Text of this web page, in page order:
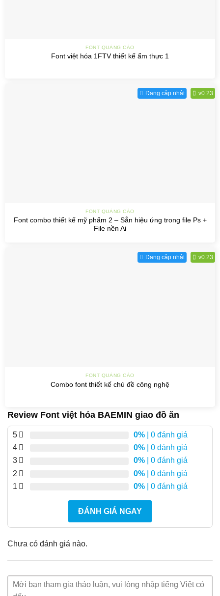
FONT QUẢNG CÁO
Font việt hóa 1FTV thiết kế ẩm thực 1
Đang cập nhật v0.23
FONT QUẢNG CÁO
Font combo thiết kế mỹ phẩm 2 – Sẳn hiệu ứng trong file Ps +
File nền Ai
Đang cập nhật v0.23
FONT QUẢNG CÁO
Combo font thiết kế chủ đề công nghệ
Review Font việt hóa BAEMIN giao đồ ăn
5 0% | 0 đánh giá
4
0% | 0 đánh giá
3
0% | 0 đánh giá
2
0% | 0 đánh giá
1
0% | 0 đánh giá
ĐÁNH GIÁ NGAY
Chưa có đánh giá nào.